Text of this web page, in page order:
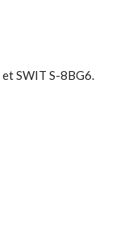
etSWIT S-8BG6.